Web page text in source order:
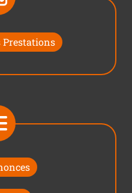
Prestations